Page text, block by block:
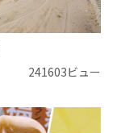
241603ビュー